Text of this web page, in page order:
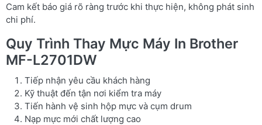
Cam kết báo giá rõ ràng trước khi thực hiện, không phát sinh
chi phí.
Quy Trình Thay Mực Máy In Brother
MF-L2701DW
Tiếp nhận yêu cầu khách hàng
Kỹ thuật đến tận nơi kiểm tra máy
Tiến hành vệ sinh hộp mực và cụm drum
Nạp mực mới chất lượng cao